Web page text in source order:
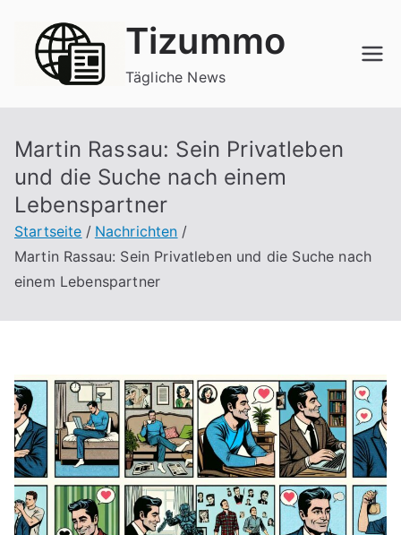
springen
Tizummo
Tägliche News
Martin Rassau: Sein Privatleben
und die Suche nach einem
Lebenspartner
Startseite
Nachrichten
Martin Rassau: Sein Privatleben und die Suche nach
einem Lebenspartner